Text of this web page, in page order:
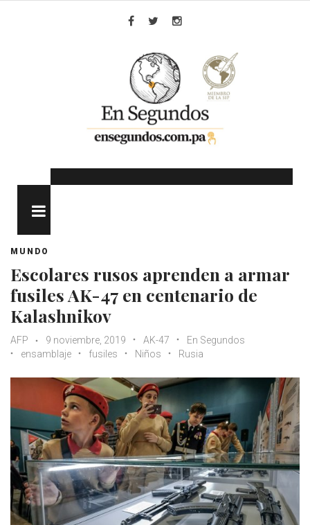
MUNDO
Escolares rusos aprenden a armar
fusiles AK-47 en centenario de
Kalashnikov
AFP 9 noviembre, 2019 AK-47
En Segundos
ensamblaje
fusiles Niños Rusia